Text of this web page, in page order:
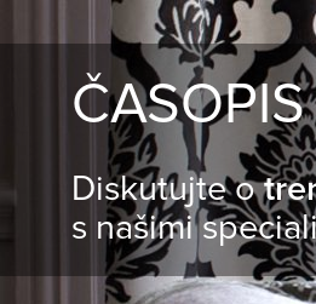
Diskutujte o
s našimi